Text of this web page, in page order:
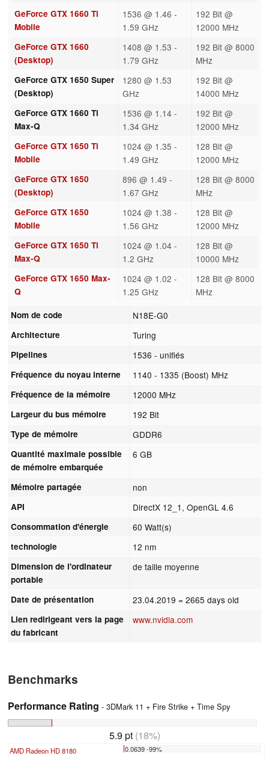
GeForce GTX 1660 Ti
Mobile
1536 @ 1.46 -
1.59 GHz
192 Bit @
12000 MHz
GeForce GTX 1660
(Desktop)
1408 @ 1.53 -
1.79 GHz
192 Bit @ 8000
MHz
GeForce GTX 1650 Super
(Desktop)
1280 @ 1.53
GHz
192 Bit @
14000 MHz
GeForce GTX 1660 Ti
Max-Q
1536 @ 1.14 -
1.34 GHz
192 Bit @
12000 MHz
GeForce GTX 1650 Ti
Mobile
1024 @ 1.35 -
1.49 GHz
128 Bit @
12000 MHz
GeForce GTX 1650
(Desktop)
896 @ 1.49 -
1.67 GHz
128 Bit @ 8000
MHz
GeForce GTX 1650
Mobile
1024 @ 1.38 -
1.56 GHz
128 Bit @
12000 MHz
GeForce GTX 1650 Ti
Max-Q
1024 @ 1.04 -
1.2 GHz
128 Bit @
10000 MHz
GeForce GTX 1650 Max-
Q
1024 @ 1.02 -
1.25 GHz
128 Bit @ 8000
MHz
Nom de code N18E-G0
Architecture Turing
Pipelines 1536 - unifiés
Fréquence du noyau interne 1140 - 1335 (Boost) MHz
Fréquence de la mémoire 12000 MHz
Largeur du bus mémoire 192 Bit
Type de mémoire GDDR6
Quantité maximale possible
de mémoire embarquée
6 GB
Mémoire partagée non
API DirectX 12_1, OpenGL 4.6
Consommation d'énergie 60 Watt(s)
technologie 12 nm
Dimension de l'ordinateur
portable
de taille moyenne
Date de présentation 23.04.2019 = 2665 days old
Lien redirigeant vers la page
du fabricant
www.nvidia.com
Benchmarks
Performance Rating - 3DMark 11 + Fire Strike + Time Spy
5.9 pt(18%)
AMD Radeon HD 8180 0.0639 -99%